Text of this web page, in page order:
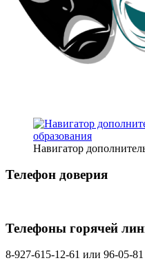
Навигатор
Телефон доверия
Телефоны горячей
8-927-615-12-61 или 96-05-81